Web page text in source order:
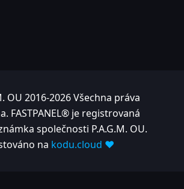
OU 2016-2026 Všechna práva
FASTPANEL® je registrovaná
společnosti P.A.G.M. OU.
na kodu.cloud ❤️